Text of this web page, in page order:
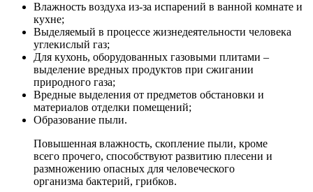
Влажность воздуха из-за испарений в ванной комнате и
кухне;
Выделяемый в процессе жизнедеятельности человека
углекислый газ;
Для кухонь, оборудованных газовыми плитами –
выделение вредных продуктов при сжигании
природного газа;
Вредные выделения от предметов обстановки и
материалов отделки помещений;
Образование пыли.
Повышенная влажность, скопление пыли, кроме
всего прочего, способствуют развитию плесени и
размножению опасных для человеческого
организма бактерий, грибков.